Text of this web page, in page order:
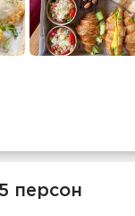
персон